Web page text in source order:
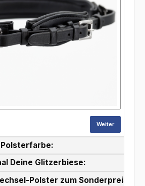
Weiter
Polsterfarbe:
Deine Glitzerbiese:
Polster zum Sonderpreis: